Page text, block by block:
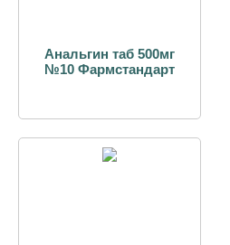
Анальгин таб 500мг
№10 Фармстандарт